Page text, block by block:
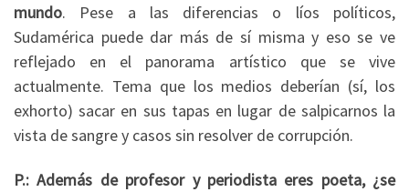
mundo. Pese a las diferencias o líos políticos,
Sudamérica puede dar más de sí misma y eso se ve
reflejado en el panorama artístico que se vive
actualmente. Tema que los medios deberían (sí, los
exhorto) sacar en sus tapas en lugar de salpicarnos la
vista de sangre y casos sin resolver de corrupción.
P.: Además de profesor y periodista eres poeta, ¿se